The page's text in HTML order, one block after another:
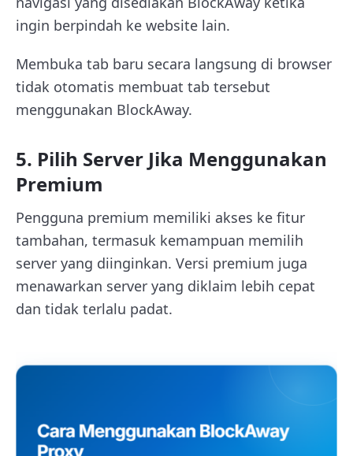
ingin berpindah ke website lain.
Membuka tab baru secara langsung di browser
tidak otomatis membuat tab tersebut
menggunakan BlockAway.
5. Pilih Server Jika Menggunakan
Premium
Pengguna premium memiliki akses ke fitur
tambahan, termasuk kemampuan memilih
server yang diinginkan. Versi premium juga
menawarkan server yang diklaim lebih cepat
dan tidak terlalu padat.